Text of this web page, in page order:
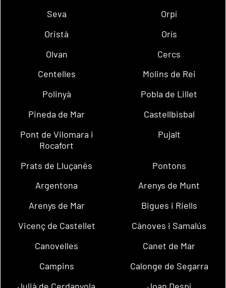
Seva
Orpí
Oristà
Orís
Olvan
Cercs
Centelles
Molins de Rei
Polinyà
Pobla de Lillet
Pineda de Mar
Castellbisbal
Pont de Vilomara i
Rocafort
Pujalt
Prats de Lluçanès
Pontons
Argentona
Arenys de Munt
Arenys de Mar
Bigues i Riells
Vicenç de Castellet
Cànoves i Samalús
Canovelles
Canet de Mar
Campins
Calonge de Segarra
Julià de Cerdanyola
Joan Despí